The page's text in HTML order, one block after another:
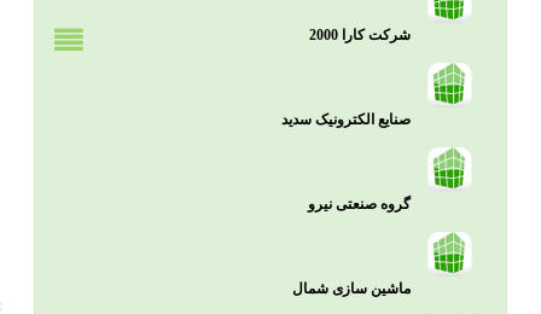
شرکت کارا 2000
صنایع الکترونیک سدید
گروه صنعتی نیرو
ماشین سازی شمال